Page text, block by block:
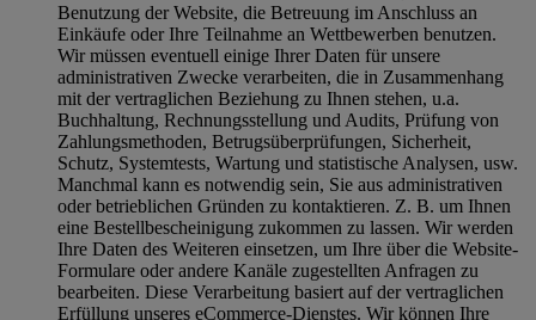
Benutzung der Website, die Betreuung im Anschluss an
Einkäufe oder Ihre Teilnahme an Wettbewerben benutzen.
Wir müssen eventuell einige Ihrer Daten für unsere
administrativen Zwecke verarbeiten, die in Zusammenhang
mit der vertraglichen Beziehung zu Ihnen stehen, u.a.
Buchhaltung, Rechnungsstellung und Audits, Prüfung von
Zahlungsmethoden, Betrugsüberprüfungen, Sicherheit,
Schutz, Systemtests, Wartung und statistische Analysen, usw.
Manchmal kann es notwendig sein, Sie aus administrativen
oder betrieblichen Gründen zu kontaktieren. Z. B. um Ihnen
eine Bestellbescheinigung zukommen zu lassen. Wir werden
Ihre Daten des Weiteren einsetzen, um Ihre über die Website-
Formulare oder andere Kanäle zugestellten Anfragen zu
bearbeiten. Diese Verarbeitung basiert auf der vertraglichen
Erfüllung unseres eCommerce-Dienstes. Wir können Ihre